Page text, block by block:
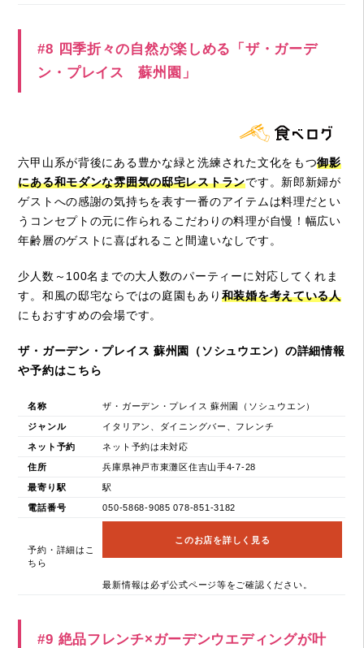
#8 四季折々の自然が楽しめる「ザ・ガーデ
ン・プレイス 蘇州園」
六甲山系が背後にある豊かな緑と洗練された文化をもつ御影
にある和モダンな雰囲気の邸宅レストランです。新郎新婦が
ゲストへの感謝の気持ちを表す一番のアイテムは料理だとい
うコンセプトの元に作られるこだわりの料理が自慢！幅広い
年齢層のゲストに喜ばれること間違いなしです。
少人数～100名までの大人数のパーティーに対応してくれま
す。和風の邸宅ならではの庭園もあり 和装婚を考えている人
にもおすすめの会場です。
ザ・ガーデン・プレイス 蘇州園（ソシュウエン）の詳細情報
や予約はこちら
名称 ザ・ガーデン・プレイス 蘇州園（ソシュウエン）
ジャンル イタリアン、ダイニングバー、フレンチ
ネット予約 ネット予約は未対応
住所 兵庫県神戸市東灘区住吉山手4-7-28
最寄り駅 駅
電話番号 050-5868-9085 078-851-3182
予約・詳細はこ
ちら
このお店を詳しく見る
最新情報は必ず公式ページ等をご確認ください。
#9 絶品フレンチ×ガーデンウエディングが叶